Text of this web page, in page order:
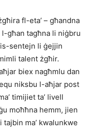
fl-eta’ – għandna
l-għan tagħna li niġbru
sentejn li ġejjin
talent żgħir.
biex nagħmlu dan
niksbu l-aħjar post
timijiet ta’ livell
moħħna hemm, jien
ma’ kwalunkwe